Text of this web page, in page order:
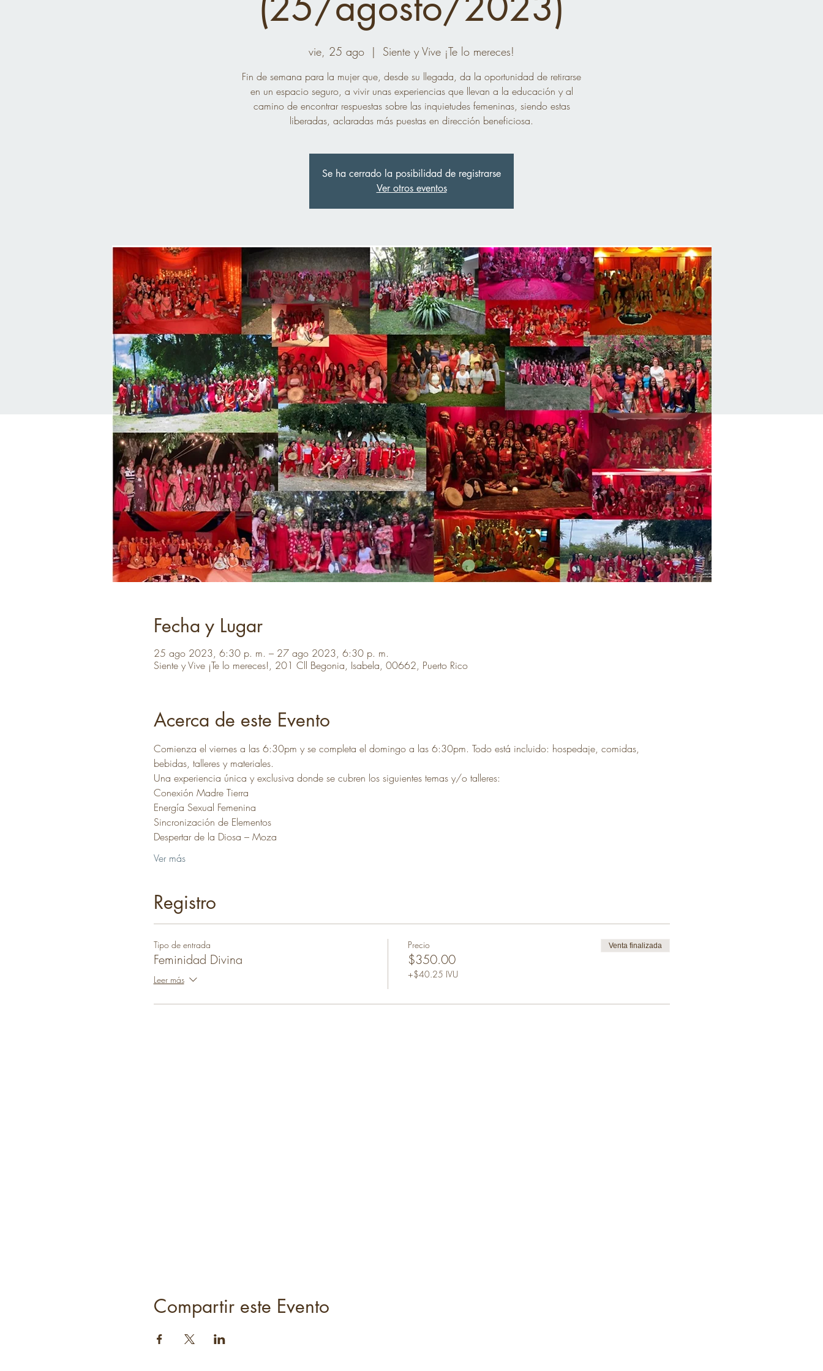
vie, 25 ago
  |
Siente y Vive ¡Te lo mereces!
Fin de semana para la mujer que, desde su llegada, da la oportunidad de retirarse
en un espacio seguro, a vivir unas experiencias que llevan a la educación y al
camino de encontrar respuestas sobre las inquietudes femeninas, siendo estas
liberadas, aclaradas más puestas en dirección beneficiosa.
Se ha cerrado la posibilidad de registrarse
Ver otros eventos
Fecha y Lugar
25 ago 2023, 6:30 p. m. – 27 ago 2023, 6:30 p. m.
Siente y Vive ¡Te lo mereces!, 201 Cll Begonia, Isabela, 00662, Puerto Rico
Acerca de este Evento
Comienza el viernes a las 6:30pm y se completa el domingo a las 6:30pm. Todo está incluido: hospedaje, comidas,
bebidas, talleres y materiales.
Una experiencia única y exclusiva donde se cubren los siguientes temas y/o talleres:
Conexión Madre Tierra
Energía Sexual Femenina
Sincronización de Elementos
Despertar de la Diosa – Moza
Ver más
Registro
Tipo de entrada
Feminidad Divina
Leer más
Precio
$350.00
+$40.25 IVU
Venta finalizada
Compartir este Evento